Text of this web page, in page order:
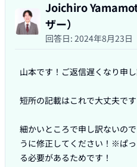
Joichiro
ザー）
回答日:2024年8月23日
山本です！ご返信遅くなり申
短所の記載はこれで大丈夫です
細かいところで申し訳ないの
うに修正してください！※ぱ
る必要があるためです！